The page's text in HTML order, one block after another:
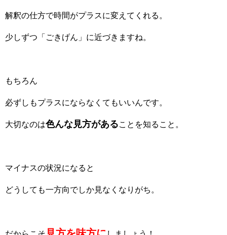
解釈の仕方で時間がプラスに変えてくれる。
少しずつ「ごきげん」に近づきますね。
もちろん
必ずしもプラスにならなくてもいいんです。
大切なのは色んな見方があることを知ること。
マイナスの状況になると
どうしても一方向でしか見なくなりがち。